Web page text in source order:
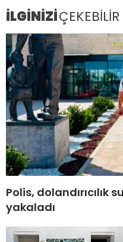
İLGİNİZİÇEKEBİLİR
Polis, dolandırıcılık
yakaladı